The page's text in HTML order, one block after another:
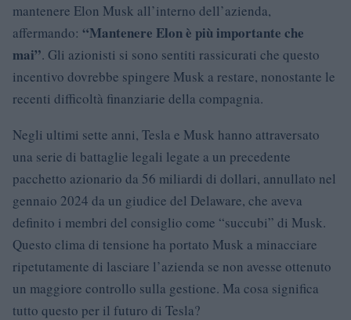
mantenere Elon Musk all’interno dell’azienda,
affermando: “Mantenere Elon è più importante che
mai”. Gli azionisti si sono sentiti rassicurati che questo
incentivo dovrebbe spingere Musk a restare, nonostante le
recenti difficoltà finanziarie della compagnia.
Negli ultimi sette anni, Tesla e Musk hanno attraversato
una serie di battaglie legali legate a un precedente
pacchetto azionario da 56 miliardi di dollari, annullato nel
gennaio 2024 da un giudice del Delaware, che aveva
definito i membri del consiglio come “succubi” di Musk.
Questo clima di tensione ha portato Musk a minacciare
ripetutamente di lasciare l’azienda se non avesse ottenuto
un maggiore controllo sulla gestione. Ma cosa significa
tutto questo per il futuro di Tesla?